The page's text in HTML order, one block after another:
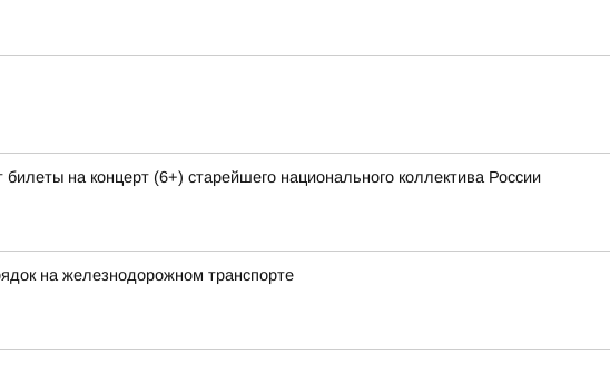
на концерт (6+) старейшего национального коллектива России
на железнодорожном транспорте